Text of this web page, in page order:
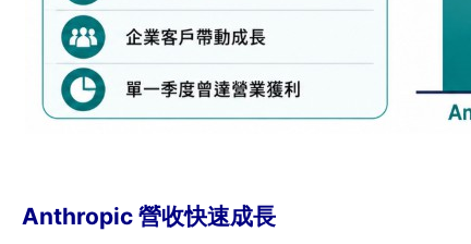
Anthropic 營收快速成長